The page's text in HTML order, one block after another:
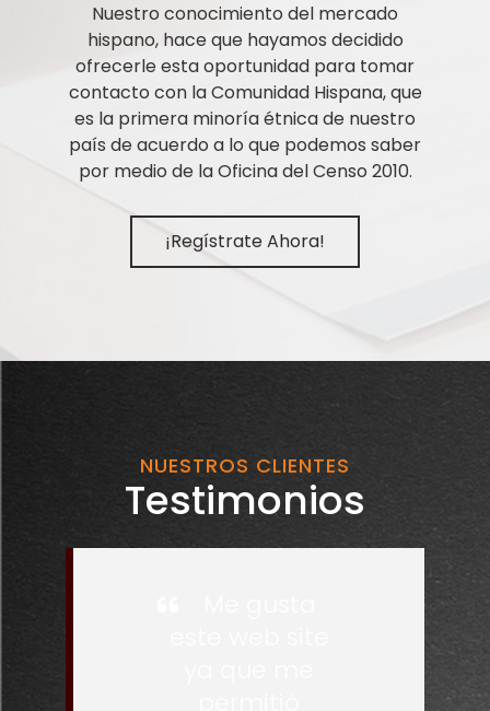
Nuestro conocimiento del mercado
hispano, hace que hayamos decidido
ofrecerle esta oportunidad para tomar
contacto con la Comunidad Hispana, que
es la primera minoría étnica de nuestro
país de acuerdo a lo que podemos saber
por medio de la Oficina del Censo 2010.
¡Regístrate Ahora!
NUESTROS CLIENTES
Testimonios